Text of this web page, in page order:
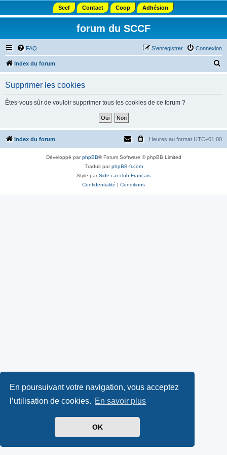
En poursuivant votre navigation, vous acceptez
l’utilisation de cookies. En savoir plus
OK
Sccf Contact Coop Adhésion
forum du SCCF
FAQ Connexion
S’enregistrer
Index du forum
h
Supprimer les cookies
Êtes-vous sûr de vouloir supprimer tous les cookies de ce forum ?
Index du forum Heures au format UTC+01:00
Développé parphpBB® Forum Software © phpBB Limited
Traduit parphpBB-fr.com
Style parSide-car club Français
Confidentialité | Conditions